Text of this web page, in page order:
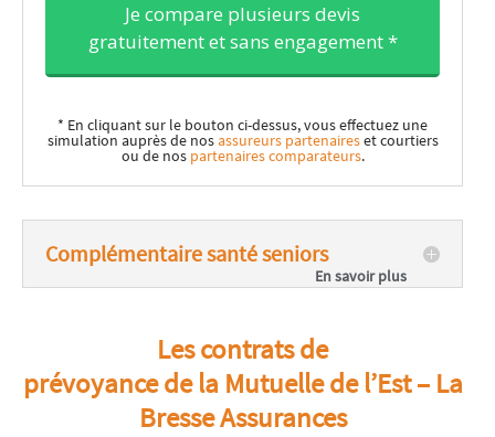
Je compare plusieurs devis
gratuitement et sans engagement *
* En cliquant sur le bouton ci-dessus, vous effectuez une
simulation auprès de nosassureurs partenaireset courtiers
ou de nos partenaires comparateurs.
Complémentaire santé seniors
Les contrats de
prévoyance de la Mutuelle de l’Est – La
Bresse Assurances